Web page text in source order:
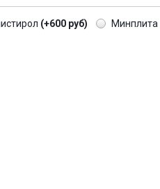
(+600 руб) Минплита